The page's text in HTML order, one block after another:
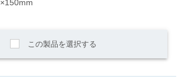
この製品を選択する